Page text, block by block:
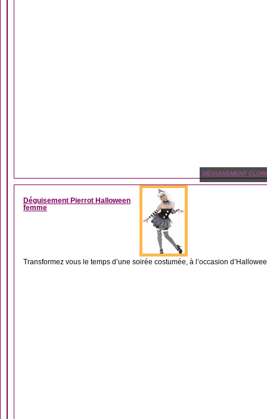
DÉGUISEMENT
Déguisement Pierrot Halloween
femme
Transformez vous le temps d’une soirée costumée, à l’occasion